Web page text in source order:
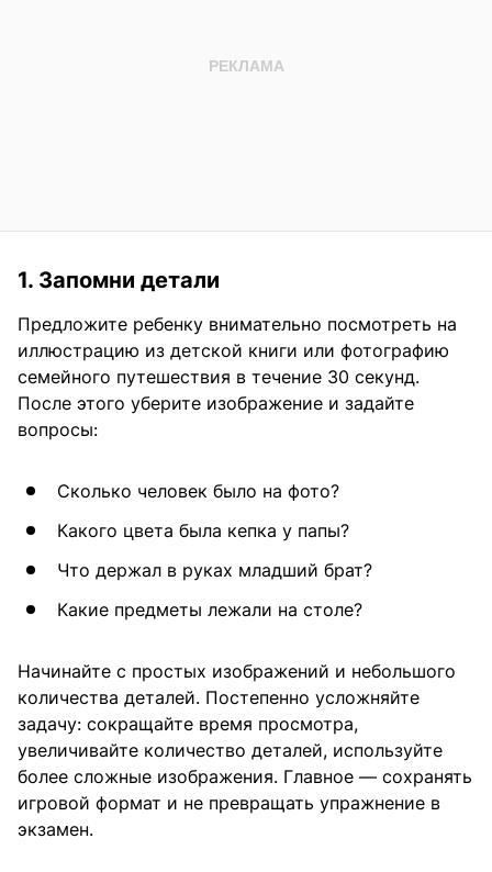
1. Запомни детали
Предложите ребенку внимательно посмотреть на
иллюстрацию из детской книги или фотографию
семейного путешествия в течение 30 секунд.
После этого уберите изображение и задайте
вопросы:
Сколько человек было на фото?
Какого цвета была кепка у папы?
Что держал в руках младший брат?
Какие предметы лежали на столе?
Начинайте с простых изображений и небольшого
количества деталей. Постепенно усложняйте
задачу: сокращайте время просмотра,
увеличивайте количество деталей, используйте
более сложные изображения. Главное — сохранять
игровой формат и не превращать упражнение в
экзамен.